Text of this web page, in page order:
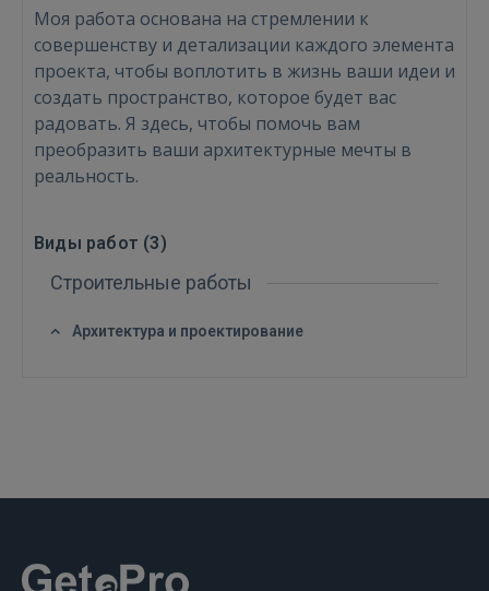
Войти
Забыли пароль?
Моя работа основана на стремлении к
совершенству и детализации каждого элемента
проекта, чтобы воплотить в жизнь ваши идеи и
создать пространство, которое будет вас
радовать. Я здесь, чтобы помочь вам
преобразить ваши архитектурные мечты в
реальность.
Виды работ (3)
Строительные работы
Архитектура и проектирование